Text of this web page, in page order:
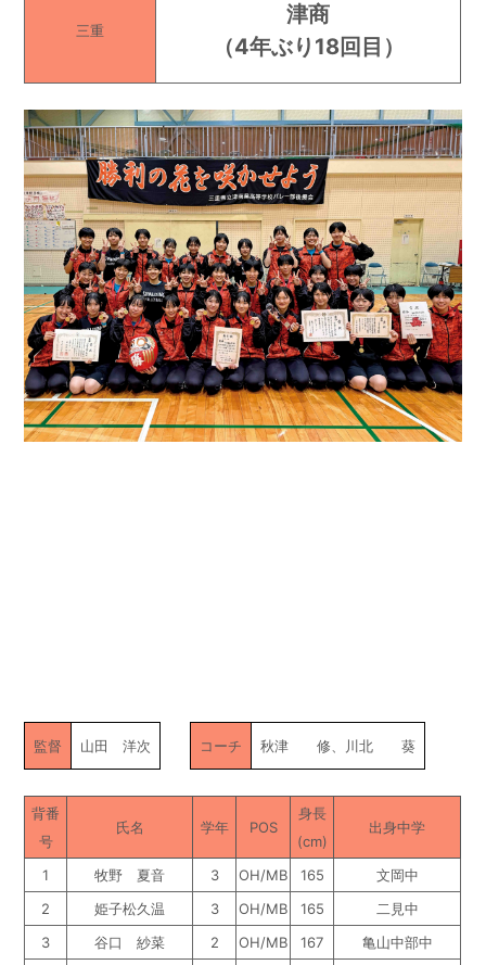
三重
津商
（4年ぶり18回目 ）
監督 山田 洋次 コーチ 秋津 修、川北 葵
背番
号
氏名 学年 POS
身長
(cm)
出身中学
1 牧野 夏音 3 OH/MB 165
文岡中
2
姫子松久温 3 OH/MB 165
二見中
3
谷口 紗菜 2 OH/MB 167
亀山中部中